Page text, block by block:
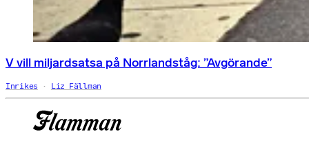
V vill miljardsatsa på Norrlandståg: ”Avgörande”
Inrikes Liz Fällman